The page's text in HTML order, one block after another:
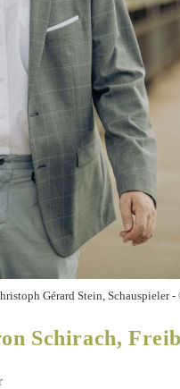
Gérard Stein, Schauspieler
Schirach,